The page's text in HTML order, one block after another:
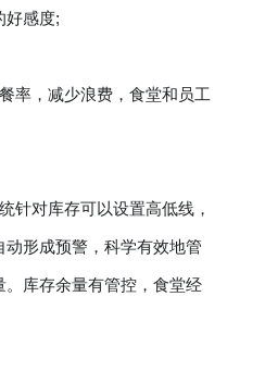
好感度;
，减少浪费，食堂和员工
对库存可以设置高低线，
动形成预警，科学有效地管
库存余量有管控，食堂经